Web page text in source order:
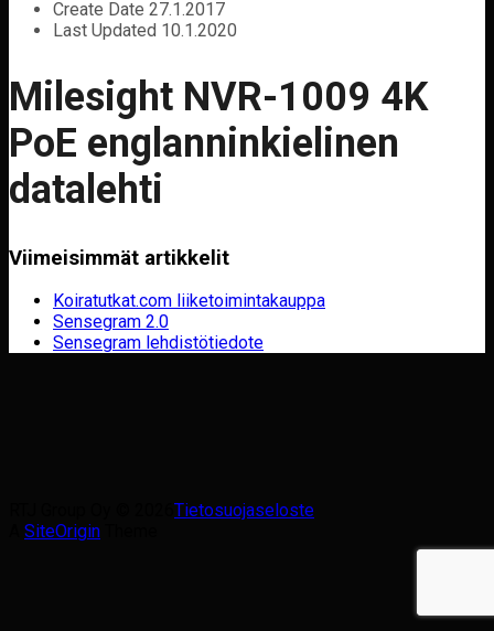
Create Date 27.1.2017
Last Updated 10.1.2020
Milesight NVR-1009 4K
PoE englanninkielinen
datalehti
Viimeisimmät artikkelit
Koiratutkat.com liiketoimintakauppa
Sensegram 2.0
Sensegram lehdistötiedote
Tietosuojaseloste
SiteOrigin